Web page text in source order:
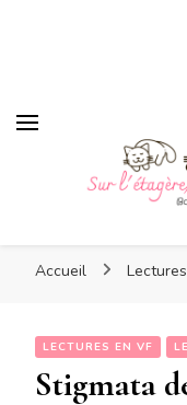
Sur
Accueil
LECTURES EN VF
Stigmata